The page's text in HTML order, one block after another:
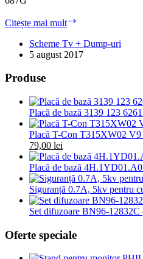
Citește mai mult
CLASSIC
B70-
Scheme Tv + Dump-uri
5 august 2017
Produse
Placă de bază 3139 123
Placă T-Con T315XW02
Prețul
inițial
a
fost:
100,00 lei.
79,00 lei
curent
este:
79,00 lei.
Placă de bază
Siguranță 0.7A, 5kv pentru
Set difuzoare BN96-12832C
Oferte speciale